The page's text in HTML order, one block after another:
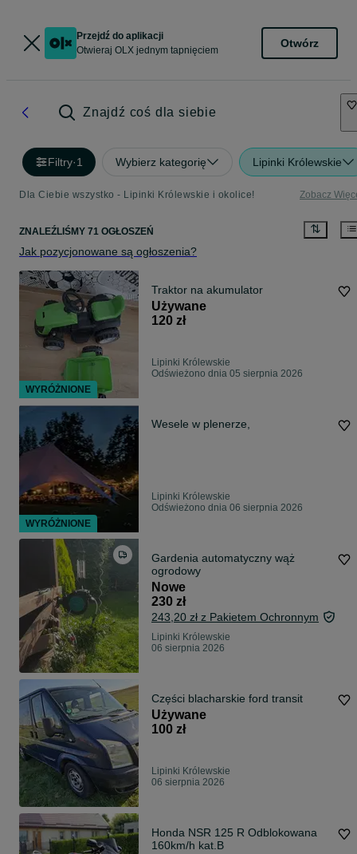
Przejdź do aplikacji
Otwieraj OLX jednym tapnięciem
Otwórz
Znajdź coś dla siebie
Filtry·1 Wybierz kategorię Lipinki Królewskie
Dla Ciebie wszystko - Lipinki Królewskie i okolice! Zobacz
ZNALEŹLIŚMY 71 OGŁOSZEŃ
Jak pozycjonowane są ogłoszenia?
Traktor na akumulator
Używane
120 zł
Lipinki Królewskie
Odświeżono dnia 05 sierpnia 2026
Wesele w plenerze,
Lipinki Królewskie
Odświeżono dnia 06 sierpnia 2026
Gardenia automatyczny wąż
ogrodowy
Nowe
230 zł
243,20 zł z Pakietem Ochronnym
Lipinki Królewskie
06 sierpnia 2026
Części blacharskie ford transit
Używane
100 zł
Lipinki Królewskie
06 sierpnia 2026
Honda NSR 125 R Odblokowana
160km/h kat.B
WYRÓŻNIONE
WYRÓŻNIONE